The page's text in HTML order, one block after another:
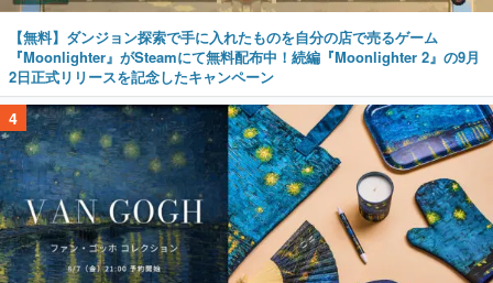
【無料】ダンジョン探索で手に入れたものを自分の店で売るゲーム
『Moonlighter』がSteamにて無料配布中！続編『Moonlighter 2』の9月
2日正式リリースを記念したキャンペーン
4